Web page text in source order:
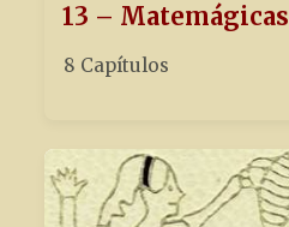
13 – Matemágicas
8 Capítulos